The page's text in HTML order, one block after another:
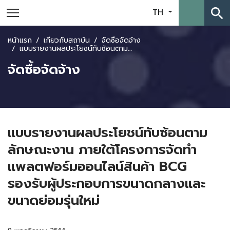
TH search
หน้าแรก เกี่ยวกับสถาบัน จัดซื้อจัดจ้าง
แบบรายงานผลประโยชน์ทับซ้อนตามลักษณะงาน ภายใต้โครงการจัดทำแพลตฟอร์มออนไลน์สินค้า BCG รองรับผู้ประกอบการขนาดกลางและขนาดย่อมรุ่นใหม่
จัดซื้อจัดจ้าง
แบบรายงานผลประโยชน์ทับซ้อนตาม
ลักษณะงาน ภายใต้โครงการจัดทำ
แพลตฟอร์มออนไลน์สินค้า BCG
รองรับผู้ประกอบการขนาดกลางและ
ขนาดย่อมรุ่นใหม่